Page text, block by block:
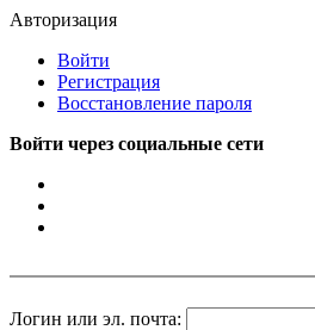
Авторизация
Войти
Регистрация
Восстановление пароля
Войти через социальные сети
Логин или эл. почта: